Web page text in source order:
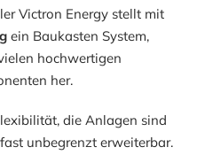
Victron Energy stellt mit
ein Baukasten System,
hochwertigen
her.
die Anlagen sind
unbegrenzt erweiterbar.